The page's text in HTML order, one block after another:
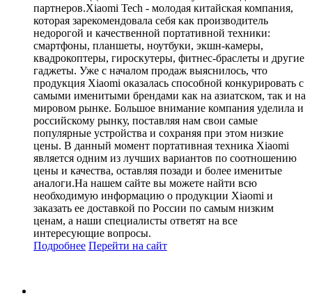
партнеров.Xiaomi Tech - молодая китайская компания,
которая зарекомендовала себя как производитель
недорогой и качественной портативной техники:
смартфоны, планшеты, ноутбуки, экшн-камеры,
квадрокоптеры, гироскутеры, фитнес-браслеты и другие
гаджеты. Уже с началом продаж выяснилось, что
продукция Xiaomi оказалась способной конкурировать с
самыми именитыми брендами как на азиатском, так и на
мировом рынке. Большое внимание компания уделила и
российскому рынку, поставляя нам свои самые
популярные устройства и сохраняя при этом низкие
цены. В данный момент портативная техника Xiaomi
является одним из лучших вариантов по соотношению
цены и качества, оставляя позади и более именитые
аналоги.На нашем сайте вы можете найти всю
необходимую информацию о продукции Xiaomi и
заказать ее доставкой по России по самым низким
ценам, а наши специалисты ответят на все
интересующие вопросы.
Подробнее Перейти на сайт